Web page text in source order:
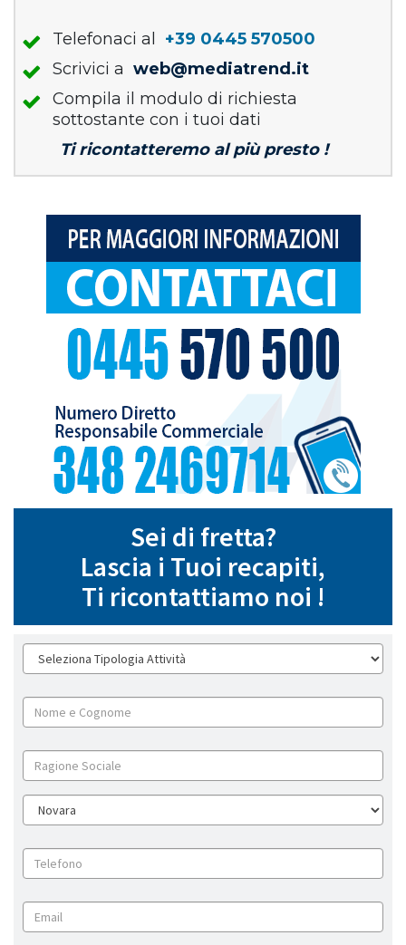
Telefonaci al
+39 0445 570500
Scrivici a web@mediatrend.it
Compila il modulo di richiesta
sottostante con i tuoi dati
Ti ricontatteremo al più presto !
Sei di fretta?
Lascia i Tuoi recapiti,
Ti ricontattiamo noi !